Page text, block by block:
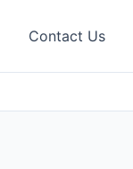
Contact Us